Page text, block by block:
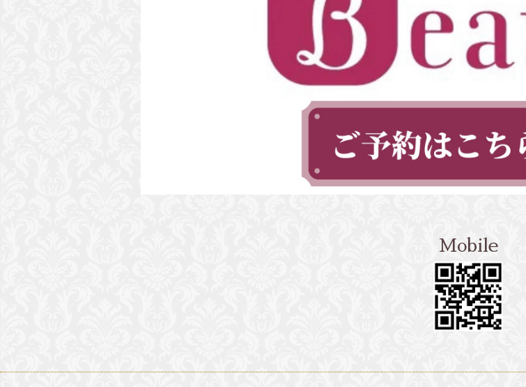
Mobile